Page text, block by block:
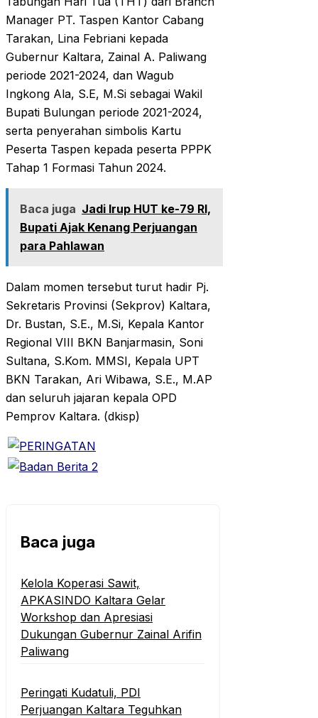
Manager PT. Taspen Kantor Cabang
Tarakan, Lina Febriani kepada
Gubernur Kaltara, Zainal A. Paliwang
periode 2021-2024, dan Wagub
Ingkong Ala, S.E, M.Si sebagai Wakil
Bupati Bulungan periode 2021-2024,
serta penyerahan simbolis Kartu
Peserta Taspen kepada peserta PPPK
Tahap 1 Formasi Tahun 2024.
Baca juga Jadi Irup HUT ke-79 RI,
Bupati Ajak Kenang Perjuangan
para Pahlawan
Dalam momen tersebut turut hadir Pj.
Sekretaris Provinsi (Sekprov) Kaltara,
Dr. Bustan, S.E., M.Si, Kepala Kantor
Regional VIII BKN Banjarmasin, Soni
Sultana, S.Kom. MMSI, Kepala UPT
BKN Tarakan, Ari Wibawa, S.E., M.AP
dan seluruh jajaran kepala OPD
Pemprov Kaltara. (dkisp)
Baca juga
Kelola Koperasi Sawit,
APKASINDO Kaltara Gelar
Workshop dan Apresiasi
Dukungan Gubernur Zainal Arifin
Paliwang
Peringati Kudatuli, PDI
Perjuangan Kaltara Teguhkan